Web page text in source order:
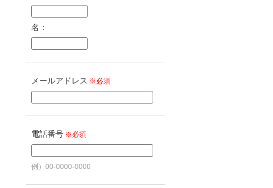
名：
メールアドレス ※
電話番号 ※
例）00-0000-0000